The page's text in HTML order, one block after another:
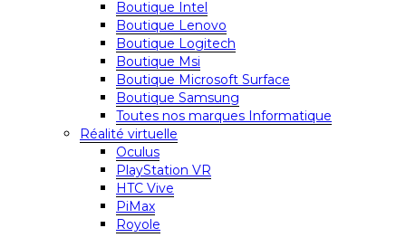
Boutique Intel
Boutique Lenovo
Boutique Logitech
Boutique Msi
Boutique Microsoft Surface
Boutique Samsung
Toutes nos marques Informatique
Réalité virtuelle
Oculus
PlayStation VR
HTC Vive
PiMax
Royole